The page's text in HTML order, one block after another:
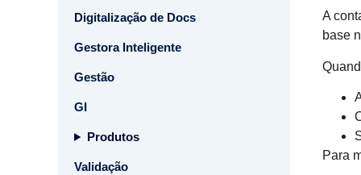
Digitalização de Docs
Gestora Inteligente
Gestão
GI
Produtos
Validação
A
base
Para